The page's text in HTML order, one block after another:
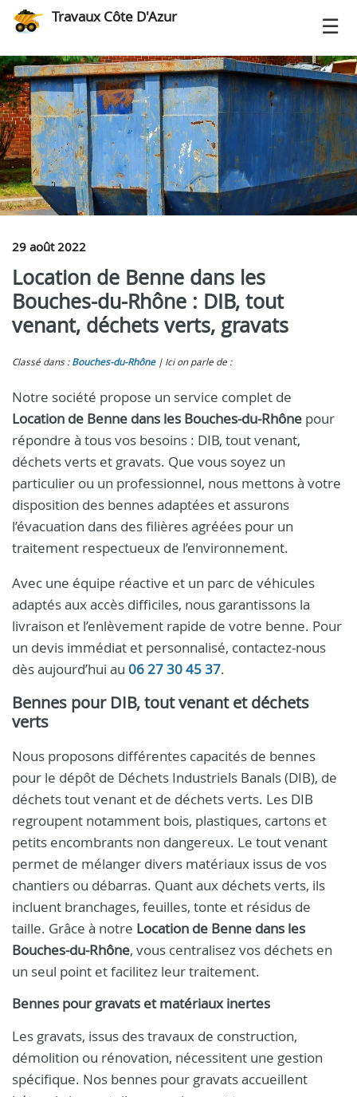
Travaux Côte D'Azur
29 août 2022
Location de Benne dans les
Bouches-du-Rhône : DIB, tout
venant, déchets verts, gravats
Classé dans : Bouches-du-Rhône Ici on parle de :
Notre société propose un service complet de
Location de Benne dans les Bouches-du-Rhône pour
répondre à tous vos besoins : DIB, tout venant,
déchets verts et gravats. Que vous soyez un
particulier ou un professionnel, nous mettons à votre
disposition des bennes adaptées et assurons
l’évacuation dans des filières agréées pour un
traitement respectueux de l’environnement.
Avec une équipe réactive et un parc de véhicules
adaptés aux accès difficiles, nous garantissons la
livraison et l’enlèvement rapide de votre benne. Pour
un devis immédiat et personnalisé, contactez-nous
dès aujourd’hui au 06 27 30 45 37.
Bennes pour DIB, tout venant et déchets
verts
Nous proposons différentes capacités de bennes
pour le dépôt de Déchets Industriels Banals (DIB), de
déchets tout venant et de déchets verts. Les DIB
regroupent notamment bois, plastiques, cartons et
petits encombrants non dangereux. Le tout venant
permet de mélanger divers matériaux issus de vos
chantiers ou débarras. Quant aux déchets verts, ils
incluent branchages, feuilles, tonte et résidus de
taille. Grâce à notre Location de Benne dans les
Bouches-du-Rhône, vous centralisez vos déchets en
un seul point et facilitez leur traitement.
Bennes pour gravats et matériaux inertes
Les gravats, issus des travaux de construction,
démolition ou rénovation, nécessitent une gestion
spécifique. Nos bennes pour gravats accueillent